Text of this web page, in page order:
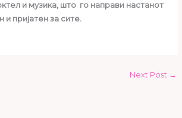
и музика, што го направи настанот
пријатен за сите.
Next Post →